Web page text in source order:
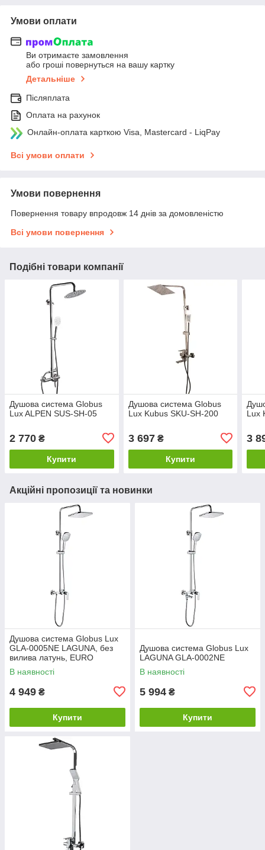
Умови оплати
Ви отримаєте замовлення
або гроші повернуться на вашу картку
Детальніше
Післяплата
Оплата на рахунок
Онлайн-оплата карткою Visa, Mastercard - LiqPay
Всі умови оплати
Умови повернення
Повернення товару впродовж 14 днів за домовленістю
Всі умови повернення
Подібні товари компанії
Душова система Globus
Lux ALPEN SUS-SH-05
2 770 ₴
Купити
Душова система Globus
Lux Kubus SKU-SH-200
3 697₴
Купити
Lux
3
Акційні пропозиції та новинки
Душова система Globus Lux
GLA-0005NE LAGUNA, без
вилива латунь, EURO
В наявності
4 949 ₴
Купити
Душова система Globus Lux
LAGUNA GLA-0002NE
В наявності
5 994 ₴
Купити